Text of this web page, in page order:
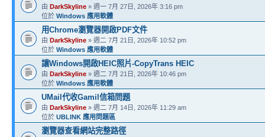
由 DarkSkyline » 週一 7月 27日, 2026年 3:16 pm
位於 Windows 應用軟體
用Chrome瀏覽器開啟PDF文件
由 DarkSkyline » 週二 7月 21日, 2026年 10:52 pm
位於 Windows 應用軟體
讓Windows開啟HEIC照片-CopyTrans HEIC
由 DarkSkyline » 週二 7月 21日, 2026年 10:46 pm
位於 Windows 應用軟體
UMail代收Gamil信箱問題
由 DarkSkyline » 週二 7月 14日, 2026年 11:29 am
位於 UBLINK 應用問題區
瀏覽器查看網站完整路徑